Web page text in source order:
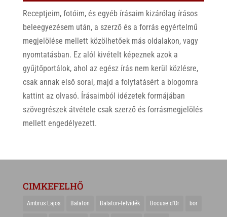
Receptjeim, fotóim, és egyéb írásaim kizárólag írásos
beleegyezésem után, a szerző és a forrás egyértelmű
megjelölése mellett közölhetőek más oldalakon, vagy
nyomtatásban. Ez alól kivételt képeznek azok a
gyűjtőportálok, ahol az egész írás nem kerül közlésre,
csak annak első sorai, majd a folytatásért a blogomra
kattint az olvasó. Írásaimból idézetek formájában
szövegrészek átvétele csak szerző és forrásmegjelölés
mellett engedélyezett.
CIMKEFELHŐ
Ambrus Lajos Balaton Balaton-felvidék Bocuse d'Or bor